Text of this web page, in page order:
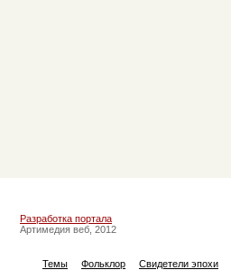
Разработка портала
Артимедия веб, 2012
Темы Фольклор Свидетели эпохи